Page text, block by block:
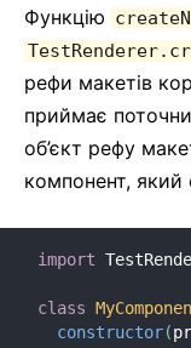
Функцію
рефи макетів
приймає
об’єкт рефу
компонент, який
import
class
constructor(